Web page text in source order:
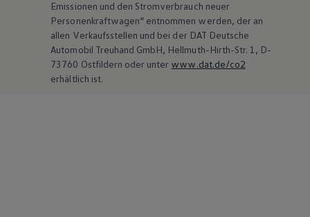
Emissionen und den Stromverbrauch neuer
Personenkraftwagen“ entnommen werden, der an
allen Verkaufsstellen und bei der DAT Deutsche
Automobil Treuhand GmbH, Hellmuth-Hirth-Str. 1, D-
73760 Ostfildern oder unter www.dat.de/co2
erhältlich ist.